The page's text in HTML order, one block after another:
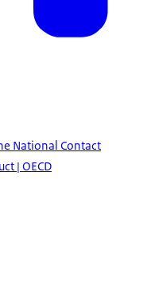
National Contact
| OECD